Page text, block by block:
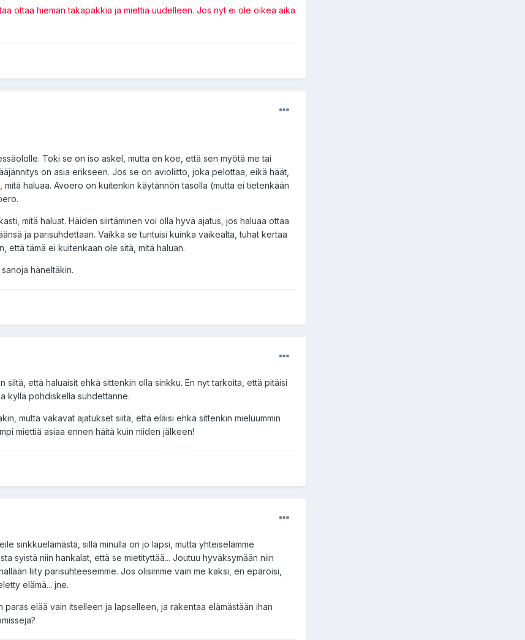
ottaa hieman takapakkia ja miettiä uudelleen. Jos nyt ei ole oikea aika
Toki se on iso askel, mutta en koe, että sen myötä me tai
on asia erikseen. Jos se on avioliitto, joka pelottaa, eikä häät,
haluaa. Avoero on kuitenkin käytännön tasolla (mutta ei tietenkään
mitä haluat. Häiden siirtäminen voi olla hyvä ajatus, jos haluaa ottaa
ja parisuhdettaan. Vaikka se tuntuisi kuinka vaikealta, tuhat kertaa
että tämä ei kuitenkaan ole sitä, mitä haluan.
häneltäkin.
siltä, että haluaisit ehkä sittenkin olla sinkku. En nyt tarkoita, että pitäisi
kyllä pohdiskella suhdettanne.
mutta vakavat ajatukset siitä, että eläisi ehkä sittenkin mieluummin
miettiä asiaa ennen häitä kuin niiden jälkeen!
sinkkuelämästä, sillä minulla on jo lapsi, mutta yhteiselämme
syistä niin hankalat, että se mietityttää... Joutuu hyväksymään niin
liity parisuhteesemme. Jos olisimme vain me kaksi, en epäröisi,
elämä... jne.
paras elää vain itselleen ja lapselleen, ja rakentaa elämästään ihan